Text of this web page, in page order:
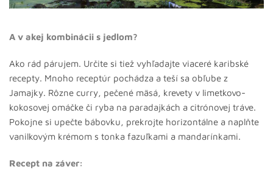
A v akej kombinácii s jedlom?
Ako rád párujem. Určite si tiež vyhľadajte viaceré karibské
recepty. Mnoho receptúr pochádza a teší sa obľube z
Jamajky. Rôzne curry, pečené mäsá, krevety v limetkovo-
kokosovej omáčke či ryba na paradajkách a citrónovej tráve.
Pokojne si upečte bábovku, prekrojte horizontálne a naplňte
vanilkovým krémom s tonka fazuľkami a mandarínkami.
Recept na záver: